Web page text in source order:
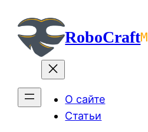
содержимомуRoboCraft
О сайте
Статьи